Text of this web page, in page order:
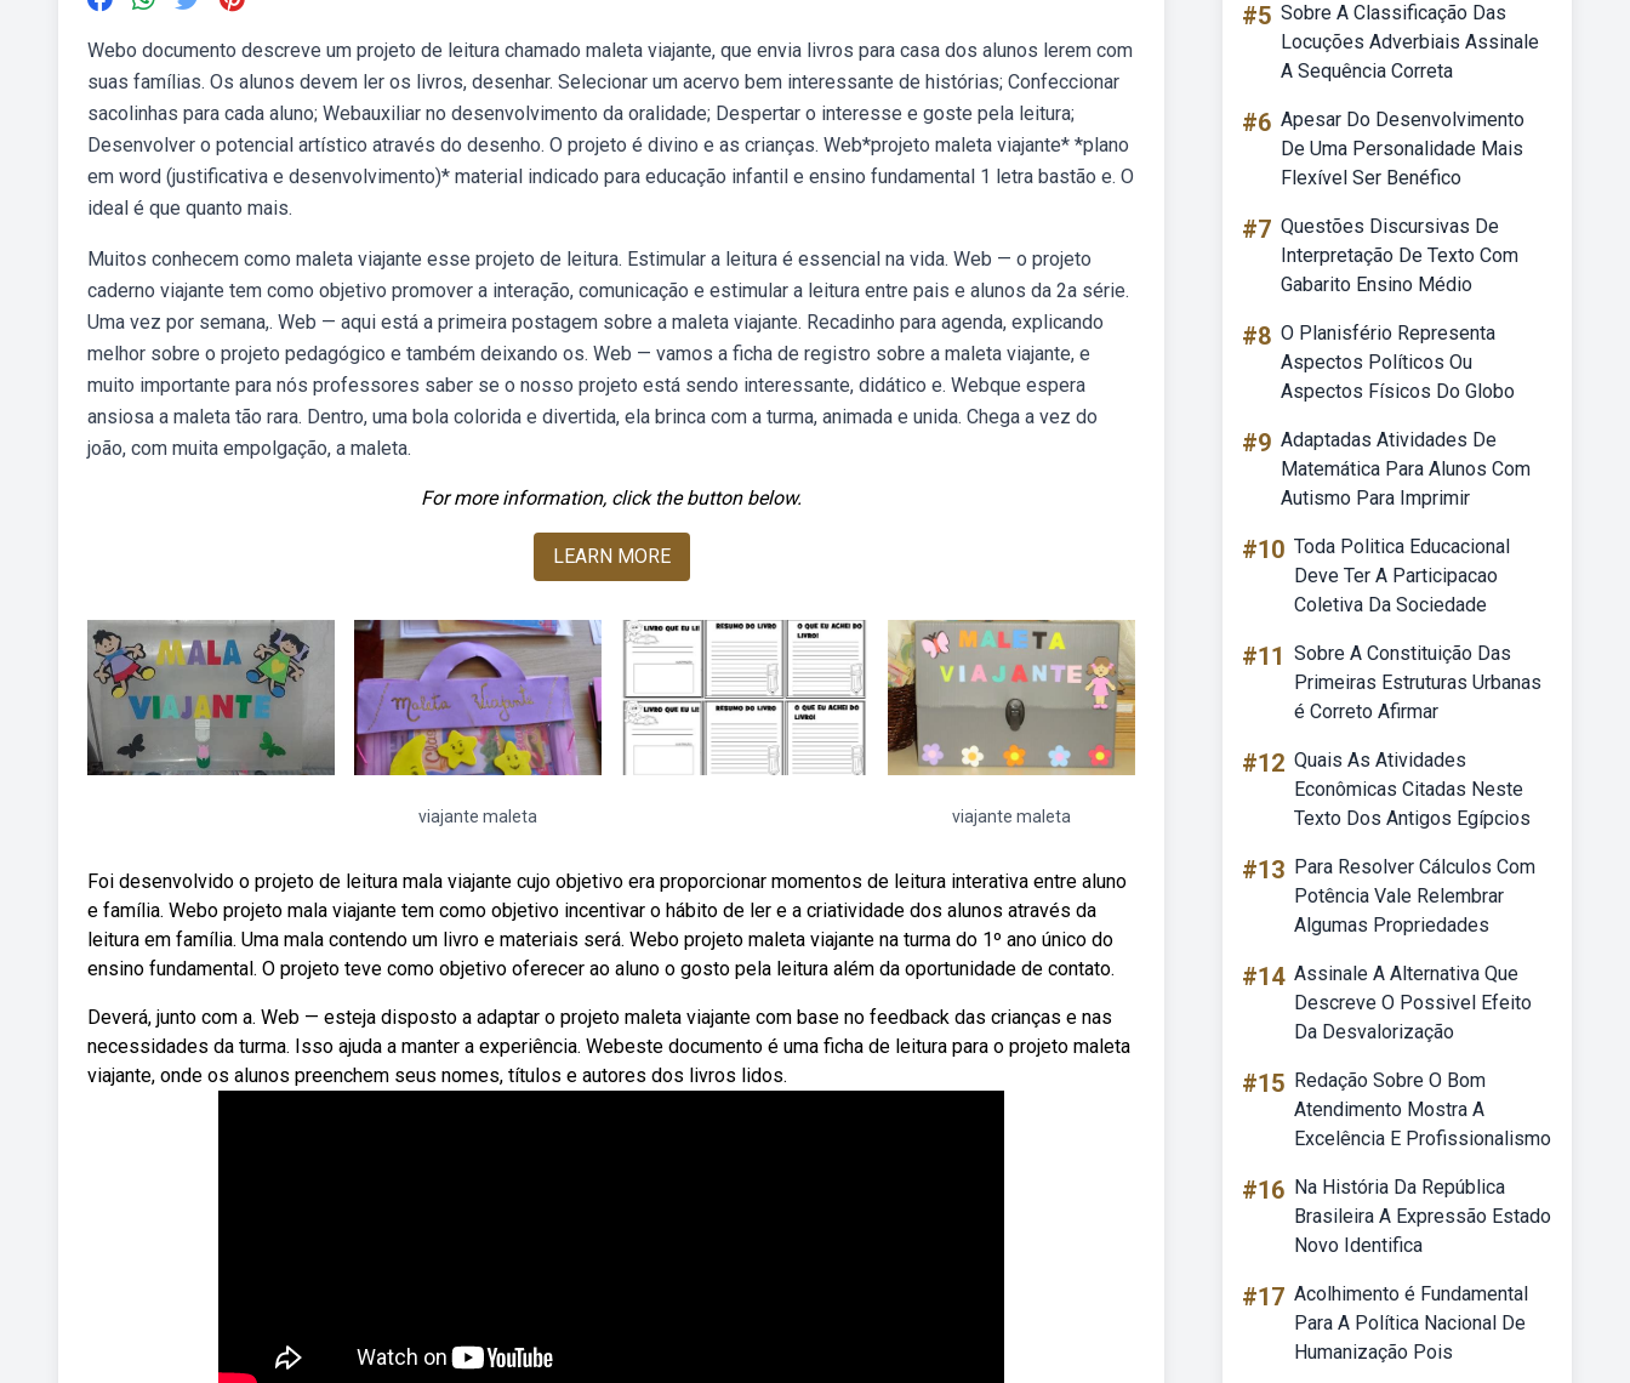
Webo documento descreve um projeto de leitura chamado maleta viajante, que envia livros para casa dos alunos lerem com
suas famílias. Os alunos devem ler os livros, desenhar. Selecionar um acervo bem interessante de histórias; Confeccionar
sacolinhas para cada aluno; Webauxiliar no desenvolvimento da oralidade; Despertar o interesse e goste pela leitura;
Desenvolver o potencial artístico através do desenho. O projeto é divino e as crianças. Web*projeto maleta viajante* *plano
em word (justificativa e desenvolvimento)* material indicado para educação infantil e ensino fundamental 1 ️letra bastão e. O
ideal é que quanto mais.
Muitos conhecem como maleta viajante esse projeto de leitura. Estimular a leitura é essencial na vida. Web — o projeto
caderno viajante tem como objetivo promover a interação, comunicação e estimular a leitura entre pais e alunos da 2a série.
Uma vez por semana,. Web — aqui está a primeira postagem sobre a maleta viajante. Recadinho para agenda, explicando
melhor sobre o projeto pedagógico e também deixando os. Web — vamos a ficha de registro sobre a maleta viajante, e
muito importante para nós professores saber se o nosso projeto está sendo interessante, didático e. Webque espera
ansiosa a maleta tão rara. Dentro, uma bola colorida e divertida, ela brinca com a turma, animada e unida. Chega a vez do
joão, com muita empolgação, a maleta.
For more information, click the button below.
LEARN MORE
viajante maleta viajante maleta
Foi desenvolvido o projeto de leitura mala viajante cujo objetivo era proporcionar momentos de leitura interativa entre aluno
e família. Webo projeto mala viajante tem como objetivo incentivar o hábito de ler e a criatividade dos alunos através da
leitura em família. Uma mala contendo um livro e materiais será. Webo projeto maleta viajante na turma do 1º ano único do
ensino fundamental. O projeto teve como objetivo oferecer ao aluno o gosto pela leitura além da oportunidade de contato.
Deverá, junto com a. Web — esteja disposto a adaptar o projeto maleta viajante com base no feedback das crianças e nas
necessidades da turma. Isso ajuda a manter a experiência. Webeste documento é uma ficha de leitura para o projeto maleta
viajante, onde os alunos preenchem seus nomes, títulos e autores dos livros lidos.
#5 Sobre A Classificação Das
Locuções Adverbiais Assinale
A Sequência Correta
#6 Apesar Do Desenvolvimento
De Uma Personalidade Mais
Flexível Ser Benéfico
#7 Questões Discursivas De
Interpretação De Texto Com
Gabarito Ensino Médio
#8 O Planisfério Representa
Aspectos Políticos Ou
Aspectos Físicos Do Globo
#9 Adaptadas Atividades De
Matemática Para Alunos Com
Autismo Para Imprimir
#10 Toda Politica Educacional
Deve Ter A Participacao
Coletiva Da Sociedade
#11 Sobre A Constituição Das
Primeiras Estruturas Urbanas
é Correto Afirmar
#12 Quais As Atividades
Econômicas Citadas Neste
Texto Dos Antigos Egípcios
#13 Para Resolver Cálculos Com
Potência Vale Relembrar
Algumas Propriedades
#14 Assinale A Alternativa Que
Descreve O Possivel Efeito
Da Desvalorização
#15 Redação Sobre O Bom
Atendimento Mostra A
Excelência E Profissionalismo
#16 Na História Da República
Brasileira A Expressão Estado
Novo Identifica
#17 Acolhimento é Fundamental
Para A Política Nacional De
Humanização Pois